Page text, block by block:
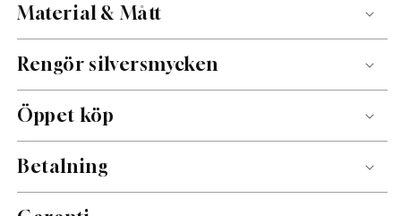
Material & Mått
Rengör silversmycken
Öppet köp
Betalning